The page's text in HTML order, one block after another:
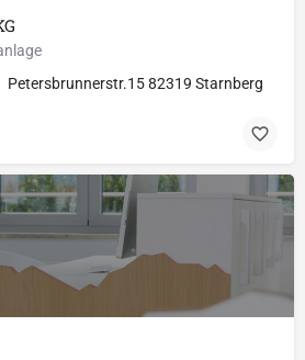
Petersbrunnerstr.15 82319 Starnberg